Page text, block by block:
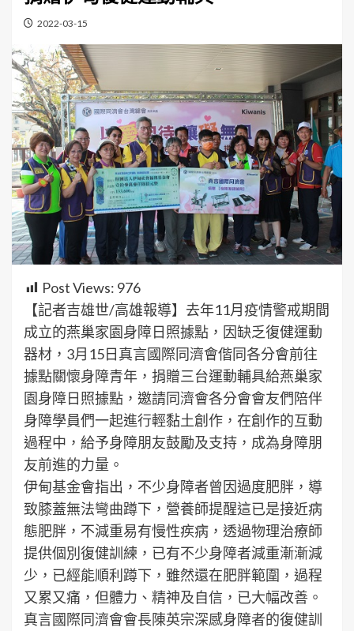
2022-03-15
Post Views: 976
【記者吉雄世/高雄報導】去年11月疫情警戒期間
成立的燕巢家園身障日照據點，因缺乏復健運動
器材，3月15日真言國際同濟會偕同各分會前往
據點關懷身障青年，捐贈三台運動輔具給燕巢家
園身障日照據點，邀請同濟會各分會會友們陪伴
身障學員們一起進行輕黏土創作，在創作的互動
過程中，給予身障朋友鼓勵及支持，成為身障朋
友前進的力量。
伊甸基金會指出，不少身障者曾因過度肥胖，導
致膝蓋無法彎曲蹲下，營養師提醒這已是接近病
態肥胖，不減重易有慢性疾病，透過物理治療師
提供個別復健訓練，已有不少身障者減重漸漸減
少，已經能順利蹲下，雖然還在肥胖範圍，過程
又累又痛，但體力、精神及自信，已大幅改善。
真言國際同濟會會長陳英宗深感身障者的復健訓